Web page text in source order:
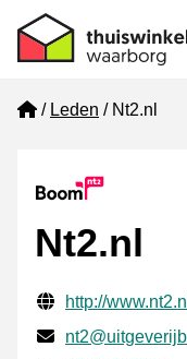
Home
Leden Nt2.nl
Nt2.nl
Gecontroleerde
Website URL
http://www.nt2.nl
E-mail